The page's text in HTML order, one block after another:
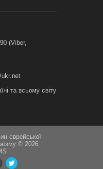
(Viber,
та всьому світу
єврейської
© 2026